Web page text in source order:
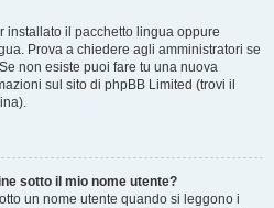
installato il pacchetto lingua oppure
Prova a chiedere agli amministratori se
non esiste puoi fare tu una nuova
sul sito di phpBB Limited (trovi il
sotto il mio nome utente?
un nome utente quando si leggono i